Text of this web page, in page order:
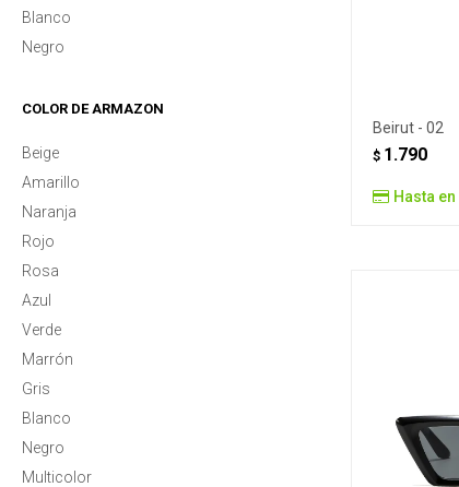
Beirut - 02
$ 1.790
Hasta en
Blanco
Negro
COLOR DE ARMAZON
Beige
Amarillo
Naranja
Rojo
Rosa
Azul
Verde
Marrón
Gris
Blanco
Negro
Multicolor